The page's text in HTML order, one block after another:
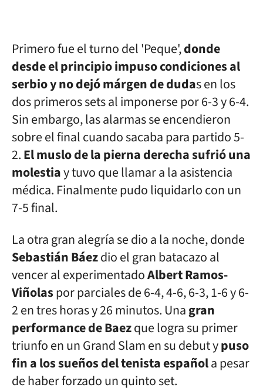
Primero fue el turno del 'Peque',donde
desde el principio impuso condiciones al
serbio y no dejó márgen de dudas en los
dos primeros sets al imponerse por 6-3 y 6-4.
Sin embargo, las alarmas se encendieron
sobre el final cuando sacaba para partido 5-
2.El muslo de la pierna derecha sufrió una
molestiay tuvo que llamar a la asistencia
médica. Finalmente pudo liquidarlo con un
7-5 final.
La otra gran alegría se dio a la noche, donde
Sebastián Báezdio el gran batacazo al
vencer al experimentadoAlbert Ramos-
Viñolaspor parciales de 6-4, 4-6, 6-3, 1-6 y 6-
2 en tres horas y 26 minutos. Unagran
performance de Baezque logra su primer
triunfo en un Grand Slam en su debut ypuso
fin a los sueños del tenista española pesar
de haber forzado un quinto set.